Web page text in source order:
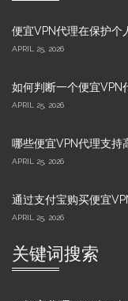
便宜VPN代理在保护个
APRIL 25, 2026
如何判断一个便宜VPN
APRIL 25, 2026
哪些便宜VPN代理支持
APRIL 25, 2026
通过支付宝购买便宜
APRIL 25, 2026
关键词搜索